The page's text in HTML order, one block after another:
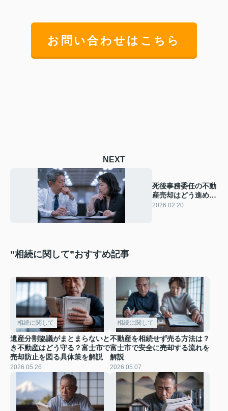
お問い合わせはこちら
NEXT
死後事務委任の不動
産売却はどう進め
る？富士市での流れ
2026.02.20
”相続に関して”おすすめ記事
相続に関して
遺産分割協議がまとまらないと
き不動産はどう守る？富士市で
売却防止を図る具体策を解説
2026.05.26
相続に関して
不動産を相続せず売る方法は？
富士市で安全に売却する流れを
解説
2026.05.07